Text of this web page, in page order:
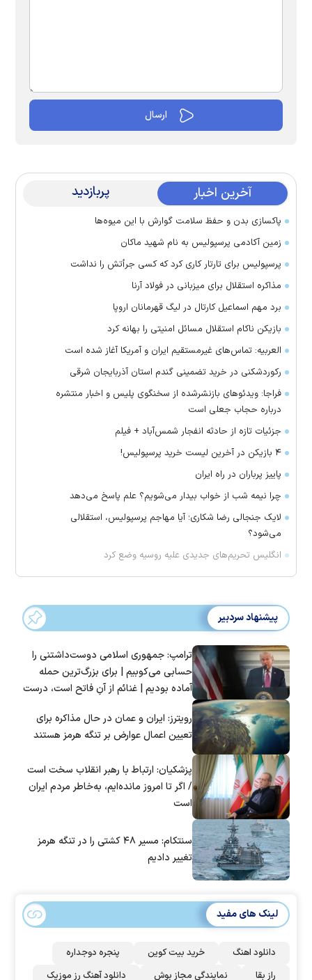
آخرین اخبار پربازدید
پاکسازی بدن و حفظ سلامت گوارش با این میوه‌ها
زمین آکادمی پرسپولیس به نام شهید ماکان
پرسپولیس برای تارتار کاری کرد که کسی جرأتش را نداشت
مذاکره استقلال برای میزبانی در فولاد آرنا
برد مهم اسماعیل کارتال در لیگ قهرمانان اروپا
بازیکن ناکام استقلال مسائل امنیتی را بهانه کرد
العربیه: تماس‌های غیرمستقیم ایران و آمریکا آغاز شده است
رکوردشکنی در خرید تضمینی گندم استان آذربایجان شرقی
فراجا: ویدئوهای بازنشرشده از سخنگوی پلیس و اخبار منتشره
درباره حجاب جعلی است
جزئیات تازه از حادثه انفجار شمس‌آباد + فیلم
۴ بازیکن در آخرین لیست خرید پرسپولیس!
پاییز پرباران در راه ایران
چرا نیمه شب از خواب بیدار می‌شویم؟ علم پاسخ می‌دهد
لایک جنجالی رضا شکاری؛ آیا مهاجم پرسپولیس، استقلالی
می‌شود؟
انگلیس تحریم‌های جدیدی علیه روسیه وضع کرد
پیشنهاد سردبیر
ترامپ: جمهوری اسلامی دوست‌داشتنی را
حسابی می‌کوبیم | برای بزرگ‌ترین حمله
آماده بودیم | غنائم از آنِ فاتح است، درست
رویترز: ایران و عمان در حال مذاکره برای
تعیین اعمال عوارض بر تنگه هرمز هستند
پزشکیان: ارتباط با رهبر انقلاب سخت است
/ اگر تا امروز مانده‌ایم، به‌خاطر مردم ایران
است
سنتکام: مسیر ۴۸ کشتی را در تنگه هرمز
تغییر دادیم
لینک های مفید
دانلود اهنگ خرید بیت کوین
پنجره دوجداره
راز بقا
نمایندگی مجاز بوش دانلود آهنگ رز‌ موزیک